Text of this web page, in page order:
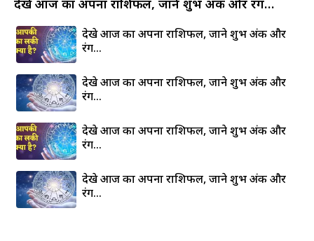
देखे आज का अपना राशिफल, जाने शुभ अंक और
रंग…
देखे आज का अपना राशिफल, जाने शुभ अंक और
रंग…
देखे आज का अपना राशिफल, जाने शुभ अंक और
रंग…
देखे आज का अपना राशिफल, जाने शुभ अंक और
रंग…